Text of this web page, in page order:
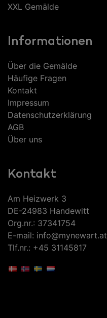
XXL Gemälde
Informationen
Über die Gemälde
Häufige Fragen
Kontakt
Impressum
Datenschutzerklärung
AGB
Über uns
Kontakt
Am Heizwerk 3
DE-24983 Handewitt
Org.nr.: 37341754
E-mail: info@mynewart.at
Tlf.nr.: +45 31145817